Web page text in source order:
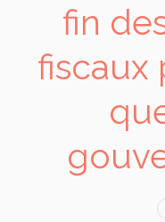
fin
fiscaux